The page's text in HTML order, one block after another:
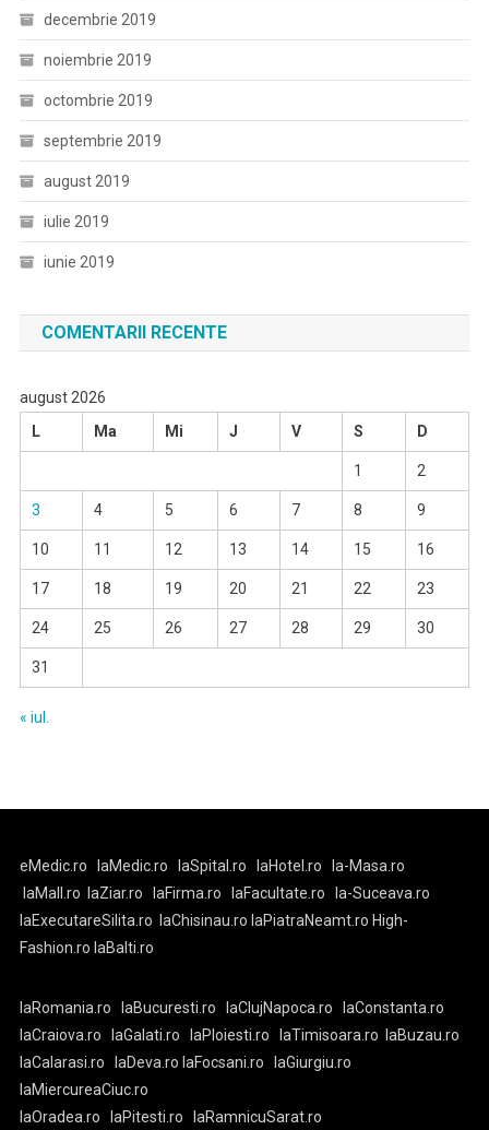
decembrie 2019
noiembrie 2019
octombrie 2019
septembrie 2019
august 2019
iulie 2019
iunie 2019
COMENTARII RECENTE
august 2026
L
Ma Mi J V S D
1 2
3 4 5 6 7 8 9
10 11 12 13 14 15 16
17 18 19 20 21 22 23
24 25 26 27 28 29 30
31
« iul.
eMedic.ro laMedic.ro laSpital.ro laHotel.ro
la-Masa.ro
laMall.ro
laZiar.ro laFirma.ro laFacultate.ro
la-Suceava.ro
laExecutareSilita.ro
laChisinau.ro laPiatraNeamt.ro High-
Fashion.ro laBalti.ro
laRomania.ro laBucuresti.ro laClujNapoca.ro
laConstanta.ro
laCraiova.ro
laGalati.ro laPloiesti.ro laTimisoara.ro
laBuzau.ro
laCalarasi.ro
laDeva.ro laFocsani.ro
laGiurgiu.ro
laMiercureaCiuc.ro
laOradea.ro
laPitesti.ro laRamnicuSarat.ro